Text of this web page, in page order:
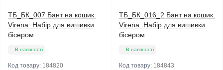
ТБ_БК_007 Бант на кошик.
Virena. Набір для вишивки
бісером
В наявності
Код товару: 184820
ТБ_БК_016_2 Бант на кошик.
Virena. Набір для вишивки
бісером
В наявності
Код товару: 184843